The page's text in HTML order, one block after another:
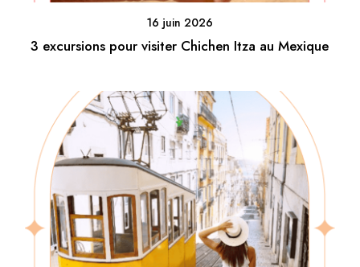
16 juin 2026
3 excursions pour visiter Chichen Itza au Mexique